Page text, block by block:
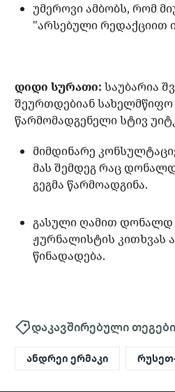
უმეროვი ამბობს, რომ
"არსებული რედაქციით
დიდი სურათი: საუბარია
შეურთდებიან
წარმომადგენელი სტივ
მიმდინარე
მას შემდეგ რაც
გეგმა წარმოადგინა.
გასული ღამით დონალდ
ჟურნალისტის კითხვას
წინადადება.
დაკავშირებული თეგები
ანდრეი ერმაკი